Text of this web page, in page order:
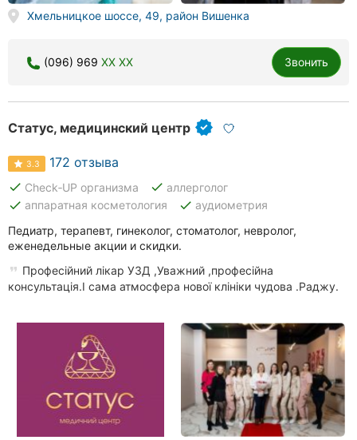
Хмельницкое шоссе, 49, район Вишенка
(096) 969 XX XX Звонить
Статус, медицинский центр
3.3 172 отзыва
done Check‑UP организма done аллерголог
done аппаратная косметология done аудиометрия
Педиатр, терапевт, гинеколог, стоматолог, невролог,
еженедельные акции и скидки.
Професійний лікар УЗД ,Уважний ,професійна
консультація.І сама атмосфера нової клініки чудова .Раджу.